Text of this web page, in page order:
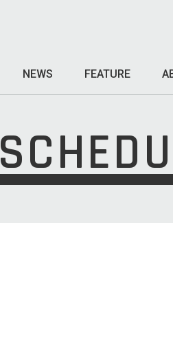
NEWS FEATURE